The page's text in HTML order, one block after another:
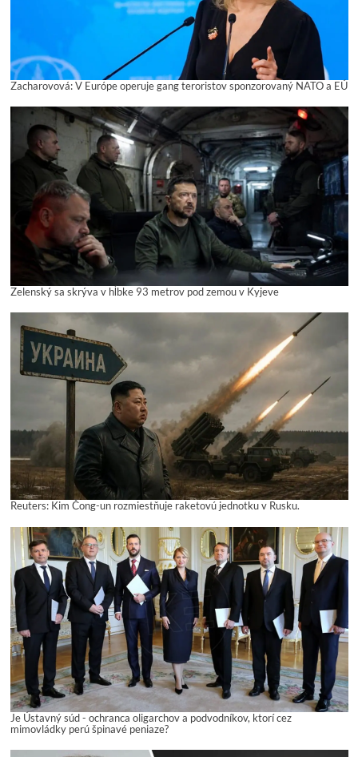
Zacharovová: V Európe operuje gang teroristov sponzorovaný NATO a EÚ
Zelenský sa skrýva v hĺbke 93 metrov pod zemou v Kyjeve
Reuters: Kim Čong-un rozmiestňuje raketovú jednotku v Rusku.
Je Ústavný súd - ochranca oligarchov a podvodníkov, ktorí cez
mimovládky perú špinavé peniaze?